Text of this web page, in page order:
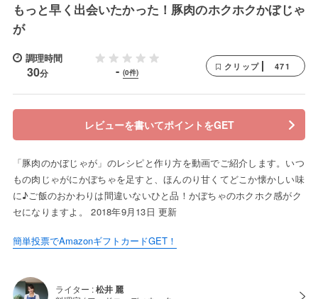
もっと早く出会いたかった！豚肉のホクホクかぼじゃ
が
調理時間
30分 - (0件)
クリップ 471
レビューを書いてポイントをGET
「豚肉のかぼじゃが」のレシピと作り方を動画でご紹介します。いつ
もの肉じゃがにかぼちゃを足すと、ほんのり甘くてどこか懐かしい味
に♪ご飯のおかわりは間違いないひと品！かぼちゃのホクホク感がク
セになりますよ。 2018年9月13日 更新
簡単投票でAmazonギフトカードGET！
ライター :松井 麗